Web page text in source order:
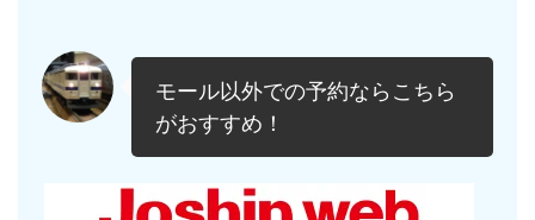
モール以外での予約ならこちら
がおすすめ！